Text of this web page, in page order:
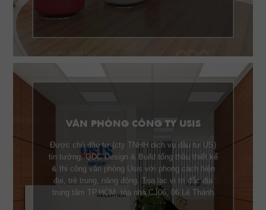
VĂN PHÒNG CÔNG TY USIS
Được chủ đầu tư (cty TNHH dịch vụ đầu tư US)
tin tưởng, QDC Design & Build tổng thầu thiết kế
& thi công văn phòng Usis với phong cách hiện
đại, trẻ trung, năng động. Tọa lạc vị trí đắc địa
trung tâm TP.HCM, tòa nhà CJ06, 06 Lê Thánh
Tôn Q.1, Usis được trang bị nội thất gỗ cao cấp